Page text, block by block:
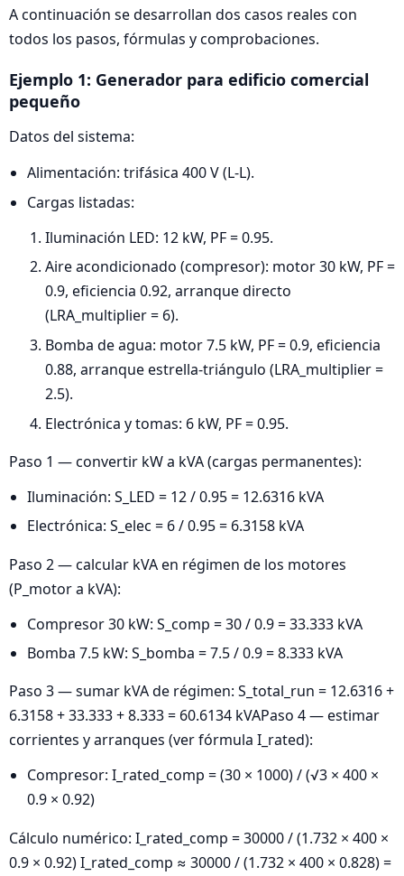
A continuación se desarrollan dos casos reales con
todos los pasos, fórmulas y comprobaciones.
Ejemplo 1: Generador para edificio comercial
pequeño
Datos del sistema:
Alimentación: trifásica 400 V (L-L).
Cargas listadas:
Iluminación LED: 12 kW, PF = 0.95.
Aire acondicionado (compresor): motor 30 kW, PF =
0.9, eficiencia 0.92, arranque directo
(LRA_multiplier = 6).
Bomba de agua: motor 7.5 kW, PF = 0.9, eficiencia
0.88, arranque estrella-triángulo (LRA_multiplier =
2.5).
Electrónica y tomas: 6 kW, PF = 0.95.
Paso 1 — convertir kW a kVA (cargas permanentes):
Iluminación: S_LED = 12 / 0.95 = 12.6316 kVA
Electrónica: S_elec = 6 / 0.95 = 6.3158 kVA
Paso 2 — calcular kVA en régimen de los motores
(P_motor a kVA):
Compresor 30 kW: S_comp = 30 / 0.9 = 33.333 kVA
Bomba 7.5 kW: S_bomba = 7.5 / 0.9 = 8.333 kVA
Paso 3 — sumar kVA de régimen: S_total_run = 12.6316 +
6.3158 + 33.333 + 8.333 = 60.6134 kVAPaso 4 — estimar
corrientes y arranques (ver fórmula I_rated):
Compresor: I_rated_comp = (30 × 1000) / (√3 × 400 ×
0.9 × 0.92)
Cálculo numérico: I_rated_comp = 30000 / (1.732 × 400 ×
0.9 × 0.92) I_rated_comp ≈ 30000 / (1.732 × 400 × 0.828) =